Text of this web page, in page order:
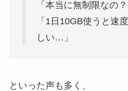
「本当に無制限なの？
「1日10GB使うと速
しい…」
といった声も多く、